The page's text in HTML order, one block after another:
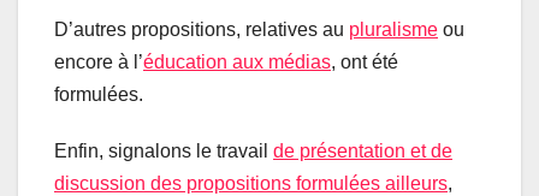
D’autres propositions, relatives au pluralisme ou
encore à l’éducation aux médias, ont été
formulées.
Enfin, signalons le travail de présentation et de
discussion des propositions formulées ailleurs,